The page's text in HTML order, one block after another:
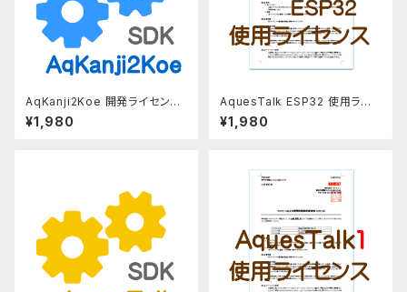
AqKanji2Koe 開発ライセンス
（個人利用）
¥1,980
AquesTalk ESP32 使用ライ
センス
¥1,980